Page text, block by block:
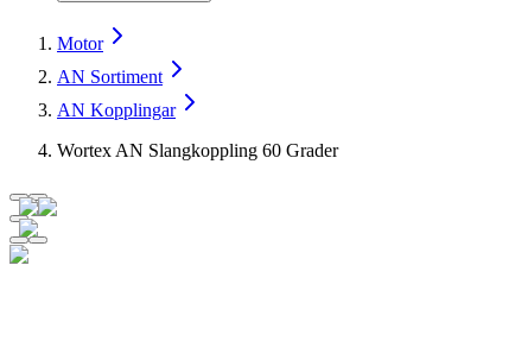
Motor
AN Sortiment
AN Kopplingar
Wortex AN Slangkoppling 60 Grader